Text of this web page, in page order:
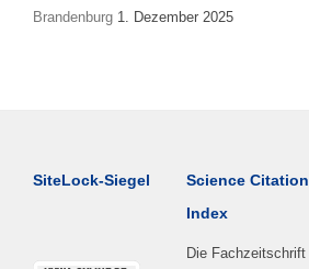
Brandenburg 1. Dezember 2025
SiteLock-Siegel
Science Citation
Index
Die Fachzeitschrift